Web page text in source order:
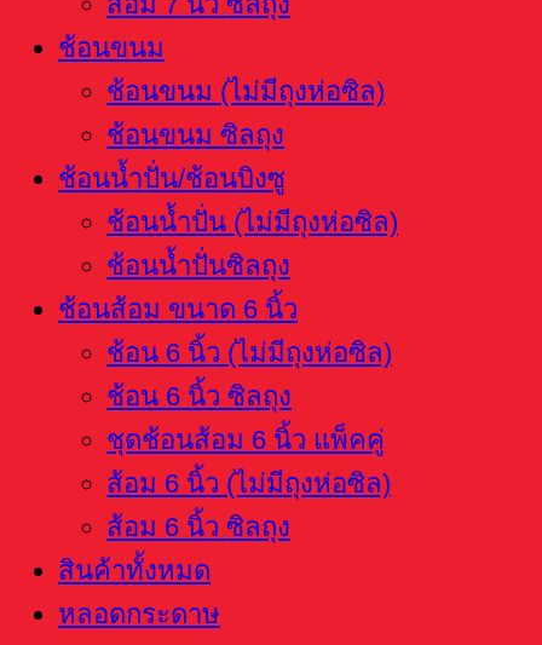
ช้อนขนม
ช้อนขนม (ไม่มีถุงห่อซิล)
ช้อนขนม ซิลถุง
ช้อนน้ำปั่น/ช้อนบิงซู
ช้อนน้ำปั่น (ไม่มีถุงห่อซิล)
ช้อนน้ำปั่นซิลถุง
ช้อนส้อม ขนาด 6 นิ้ว
ช้อน 6 นิ้ว (ไม่มีถุงห่อซิล)
ช้อน 6 นิ้ว ซิลถุง
ชุดช้อนส้อม 6 นิ้ว แพ็คคู่
ส้อม 6 นิ้ว (ไม่มีถุงห่อซิล)
ส้อม 6 นิ้ว ซิลถุง
สินค้าทั้งหมด
หลอดกระดาษ